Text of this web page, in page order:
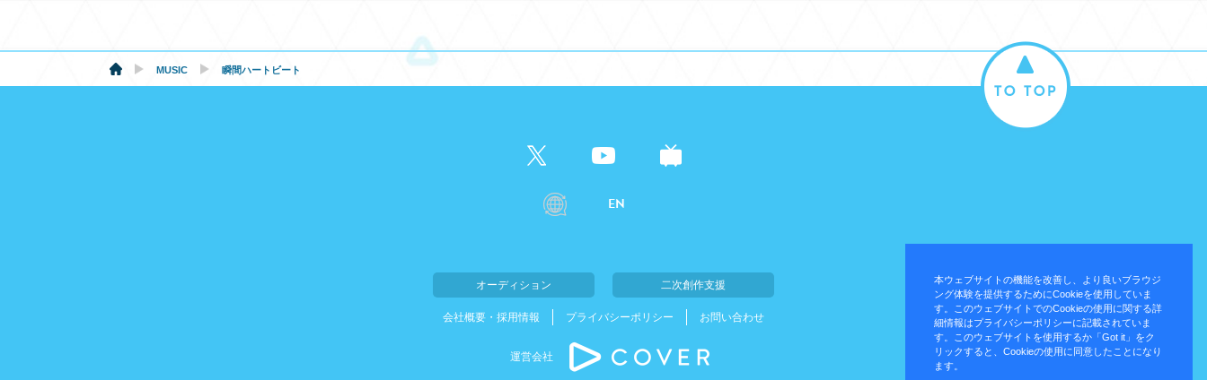
本ウェブサイトの機能を改善し、より良いブラウジ
ング体験を提供するためにCookieを使用していま
す。このウェブサイトでのCookieの使用に関する詳
細情報はプライバシーポリシーに記載されていま
す。このウェブサイトを使用するか「Got it」をク
リックすると、Cookieの使用に同意したことになり
ます。
MUSIC 瞬間ハートビート
EN
オーディション 二次創作支援
会社概要・採用情報 プライバシーポリシー お問い合わせ
運営会社